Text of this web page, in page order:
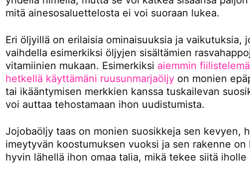
mitä ainesosaluettelosta ei voi suoraan lukea.
Eri öljyillä on erilaisia ominaisuuksia ja vaikutuksia,
vaihdella esimerkiksi öljyjen sisältämien
vitamiinien mukaan. Esimerkiksi aiemmin
hetkellä käyttämäni ruusunmarjaöljy on monien
tai ikääntymisen merkkien kanssa tuskailevan
voi auttaa tehostamaan ihon uudistumista.
Jojobaöljy taas on monien suosikkeja sen kevyen,
imeytyvän koostumuksen vuoksi ja sen rakenne on
hyvin lähellä ihon omaa talia, mikä tekee siitä iholle